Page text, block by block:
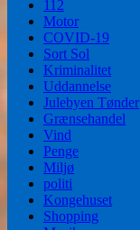
112
Motor
COVID-19
Sort Sol
Kriminalitet
Uddannelse
Julebyen Tønder
Grænsehandel
Vind
Penge
Miljø
politi
Kongehuset
Shopping